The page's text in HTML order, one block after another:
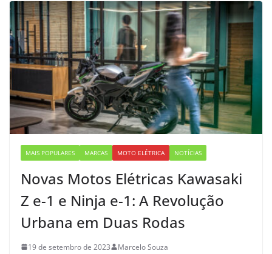
MAIS POPULARES MARCAS MOTO ELÉTRICA NOTÍCIAS
Novas Motos Elétricas Kawasaki
Z e-1 e Ninja e-1: A Revolução
Urbana em Duas Rodas
19 de setembro de 2023 Marcelo Souza